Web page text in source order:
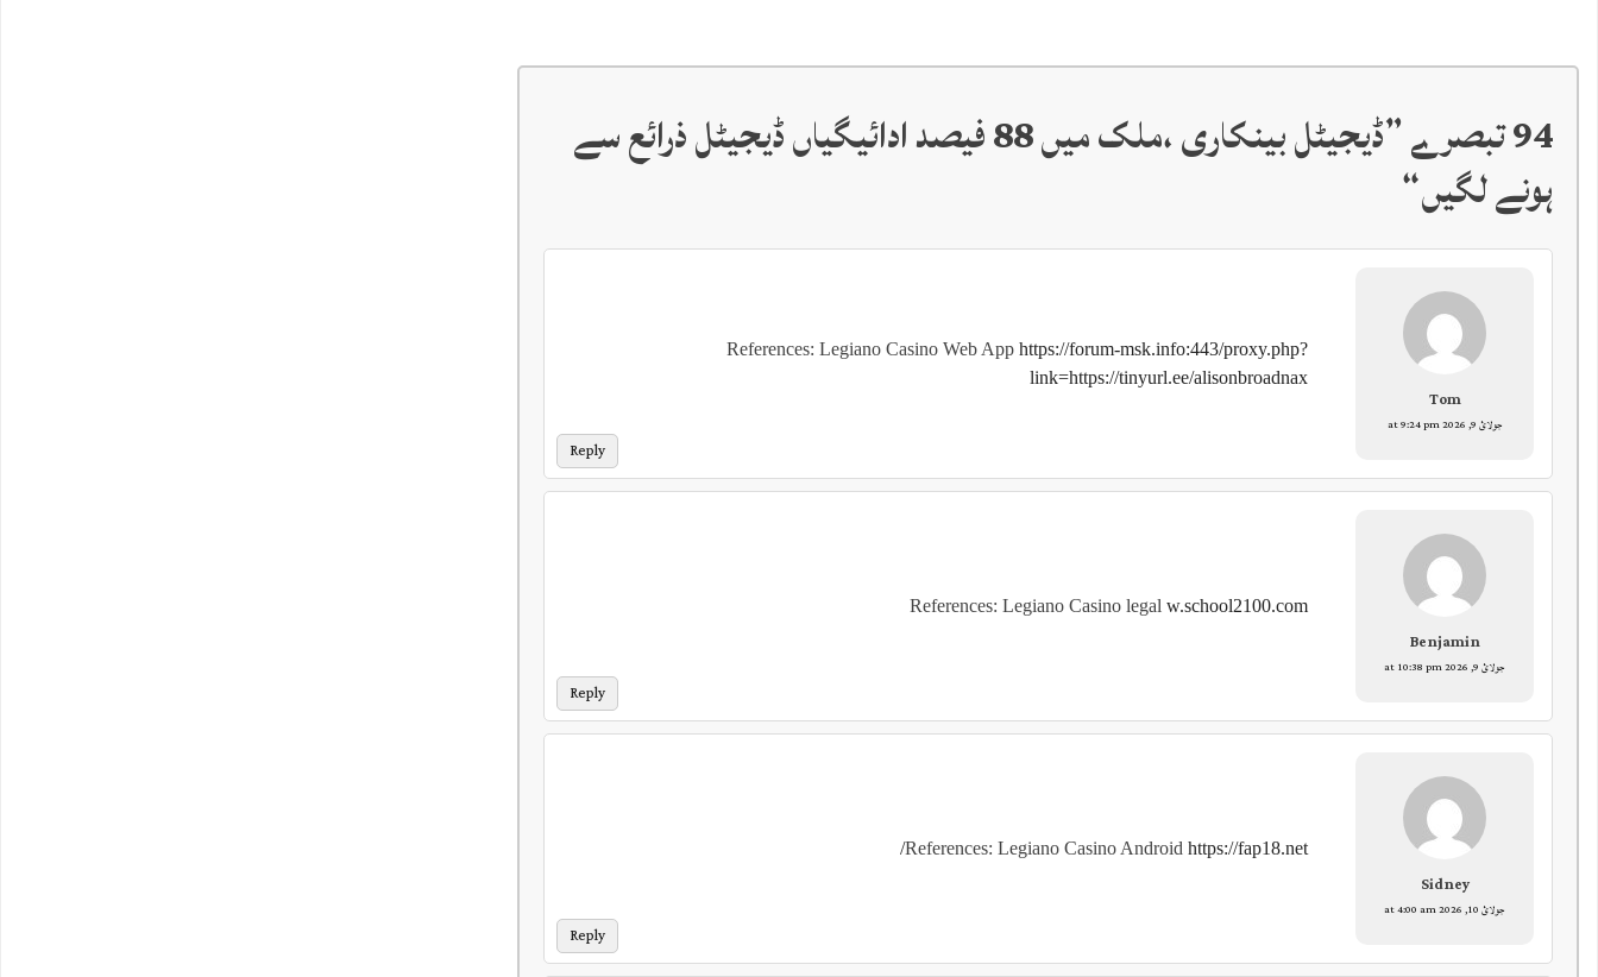
94 تبصرے ” ڈیجیٹل بینکاری ،ملک میں 88 فیصد ادائیگیاں ڈیجیٹل ذرائع سے
ہونے لگیں“
Tom
جولائ 9, 2026 at 9:24 pm
References: Legiano Casino Web App https://forum-msk.info:443/proxy.php?
link=https://tinyurl.ee/alisonbroadnax
Reply
Benjamin
جولائ 9, 2026 at 10:38 pm
References: Legiano Casino legal w.school2100.com
Reply
Sidney
جولائ 10, 2026 at 4:00 am
References: Legiano Casino Android https://fap18.net/
Reply